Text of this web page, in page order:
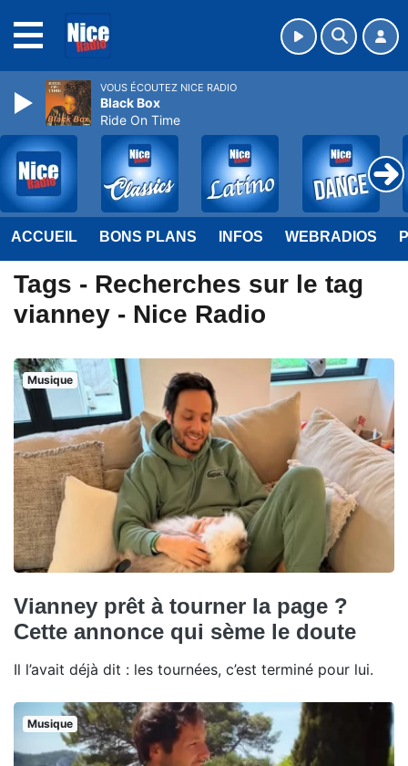
ACCUEIL BONS PLANS INFOS WEBRADIOS
Tags - Recherches sur le tag
vianney - Nice Radio
Musique
Vianney prêt à tourner la page ?
Cette annonce qui sème le doute
Il l’avait déjà dit : les tournées, c’est terminé pour lui.
Musique
VOUS ÉCOUTEZ NICE RADIO
Black Box
Ride On Time